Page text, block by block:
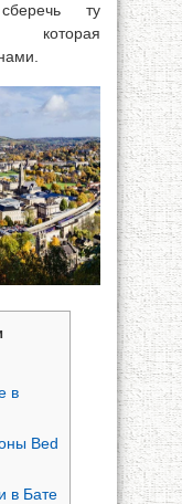
ту
которая
в
Bed
в Бате